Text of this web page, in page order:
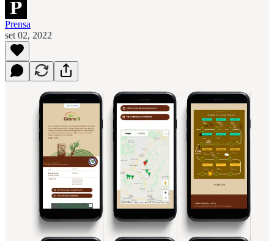
Prensa
set 02, 2022